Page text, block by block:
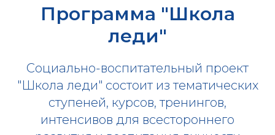
Программа "Школа
леди"
Социально-воспитательный проект
"Школа леди" состоит из тематических
ступеней, курсов, тренингов,
интенсивов для всестороннего